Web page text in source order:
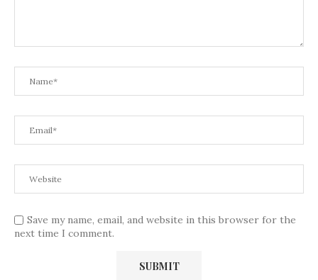
Save my name, email, and website in this browser for the
next time I comment.